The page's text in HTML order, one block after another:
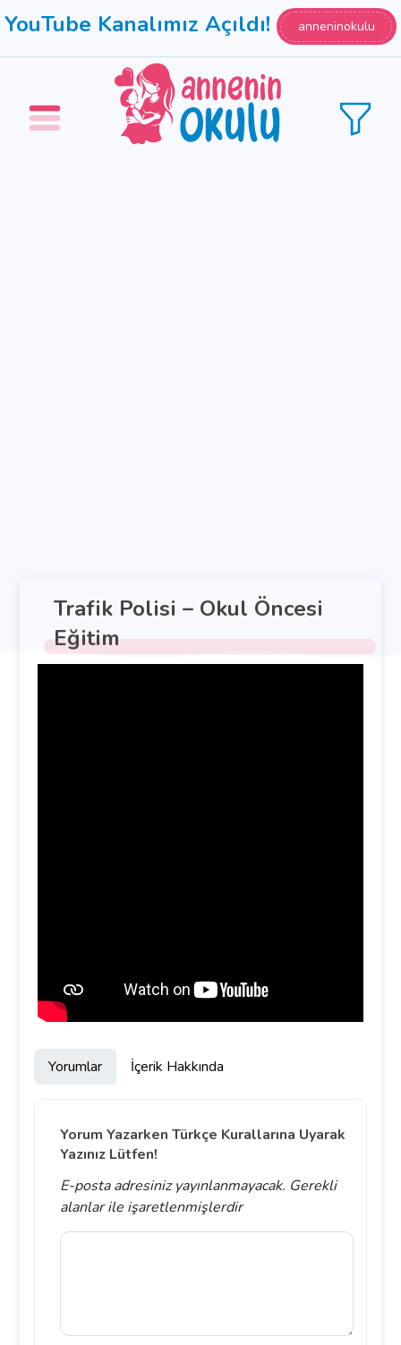
YouTube Kanalımız Açıldı! anneninokulu
Trafik Polisi – Okul Öncesi
Eğitim
Yorumlar İçerik Hakkında
Yorum Yazarken Türkçe Kurallarına Uyarak
Yazınız Lütfen!
E-posta adresiniz yayınlanmayacak. Gerekli
alanlarile işaretlenmişlerdir